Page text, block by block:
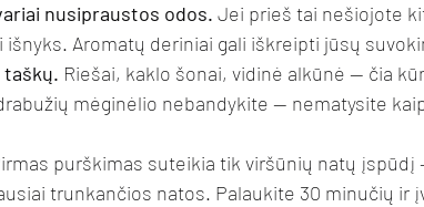
nusipraustos odos. Jei prieš tai nešiojote
išnyks. Aromatų deriniai gali iškreipti jūsų
Riešai, kaklo šonai, vidinė alkūnė — čia
mėginėlio nebandykite — nematysite
purškimas suteikia tik viršūnių natų įspūdį
trunkančios natos. Palaukite 30 minučių ir